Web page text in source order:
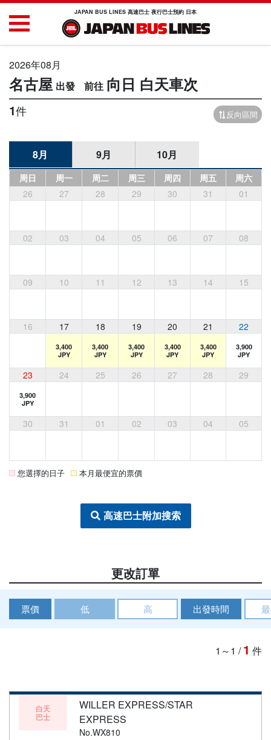
JAPAN BUS LINES 高速巴士 夜行巴士預約 日本
2026年08月
名古屋 向日 白天車次
1件 反向區間
8月 9月 10月
周日 周一 周二 周三 周四 周五
周六
26
27 28 29 30 31 01
02 03 04 05 06 07 08
09 10 11 12 13 14 15
16 17 18 19 20 21 22
3,400
JPY
3,400
JPY
3,400
JPY
3,400
JPY
3,400
JPY
3,900
JPY
23 24 25 26 27 28 29
3,900
JPY
30 31 01 02 03 04 05
您選擇的日子 本月最便宜的票價
高速巴士附加搜索
更改訂單
票價 低 高 出發時間
1～1 /1 件
白天
巴士
WILLER EXPRESS/STAR
EXPRESS
No.WX810